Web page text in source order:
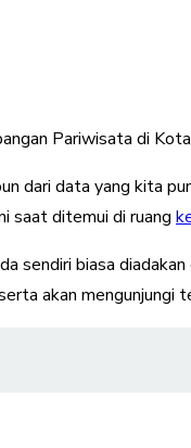
Pariwisata di
dari data yang kita
saat ditemui di ruang
sendiri biasa
akan mengunjungi